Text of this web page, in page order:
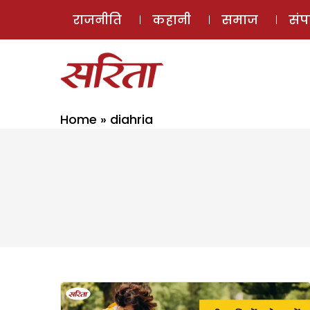
राजनीति कहानी समाज
Home » diahria